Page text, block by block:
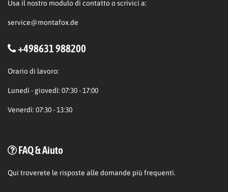
Usa il nostro modulo di contatto o scrivici a:
service@montafox.de
+498631 988200
Orario di lavoro:
Lunedì - giovedì: 07:30 - 17:00
Venerdì: 07:30 - 13:30
FAQ & Aiuto
Qui troverete le risposte alle domande più frequenti.